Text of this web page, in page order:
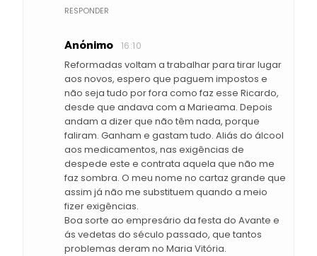
RESPONDER
Anónimo 16:10
Reformadas voltam a trabalhar para tirar lugar
aos novos, espero que paguem impostos e
não seja tudo por fora como faz esse Ricardo,
desde que andava com a Marieama. Depois
andam a dizer que não têm nada, porque
faliram. Ganham e gastam tudo. Aliás do álcool
aos medicamentos, nas exigências de
despede este e contrata aquela que não me
faz sombra. O meu nome no cartaz grande que
assim já não me substituem quando a meio
fizer exigências.
Boa sorte ao empresário da festa do Avante e
ás vedetas do século passado, que tantos
problemas deram no Maria Vitória.